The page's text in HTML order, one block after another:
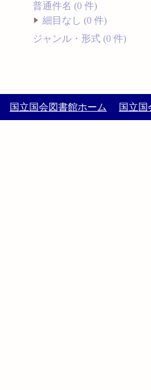
普通件名 (0 件)
細目なし (0 件)
ジャンル・形式 (0 件)
国立国会図書館ホーム 国立国